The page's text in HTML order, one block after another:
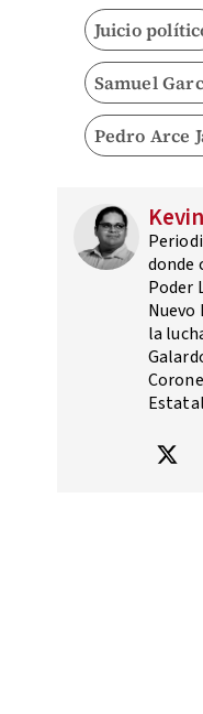
Juicio
Samuel
Pedro Arce
donde
Poder
la